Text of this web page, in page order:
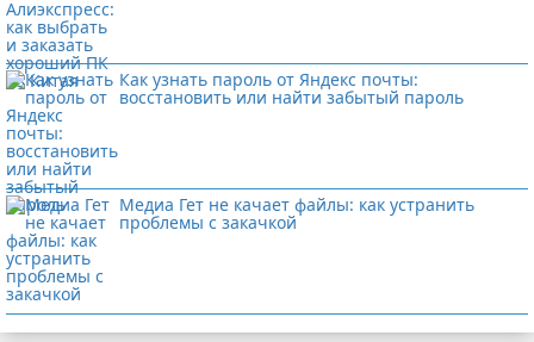
Как узнать пароль от Яндекс почты:
восстановить или найти забытый пароль
Медиа Гет не качает файлы: как устранить
проблемы с закачкой